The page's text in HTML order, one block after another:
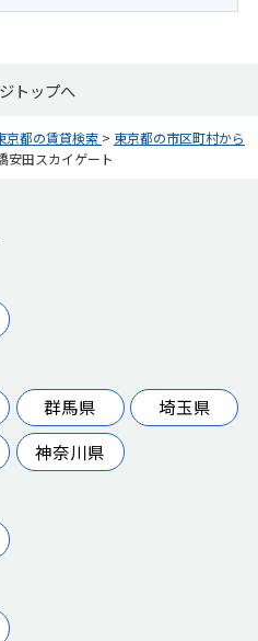
トップへ
京都の賃貸検索 > 東京都の市区町村から
安田スカイゲート
群馬県
埼玉県
神奈川県